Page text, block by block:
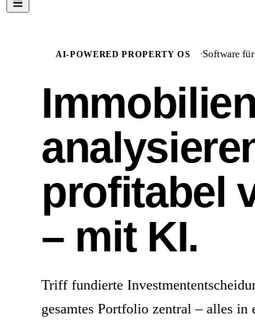
AI-POWERED PROPERTY OS ·Software
profitabel
– mit KI.
Triff fundierte
gesamtes Portfolio zentral – alles in